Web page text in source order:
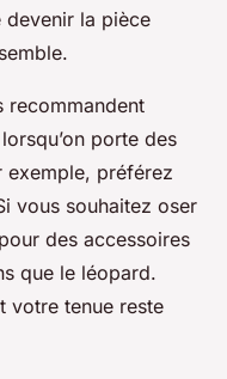
devenir la pièce
recommandent
porte des
exemple, préférez
vous souhaitez oser
des accessoires
que le léopard.
votre tenue reste